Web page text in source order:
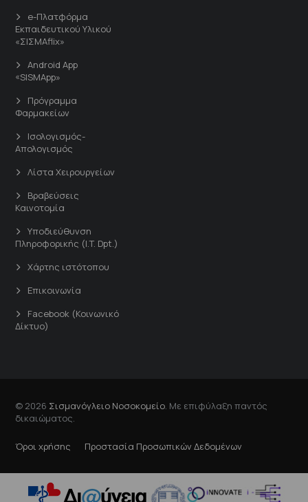
e-Πλατφόρμα
Εκπαιδευτικού Υλικού
«ΣΙΣΜΑflix»
Android App
«SISMApp»
Πρόγραμμα
Φαρμακείων
Ισολογισμός-
Απολογισμός
Λίστα Χειρουργείων
Βραβεύσεις
Καινοτομία
Υποδιεύθυνση
Πληροφορικής (I.T. Dpt.)
Χάρτης ιστότοπου
Επικοινωνία
Facebook (Κοινωνικό
Δίκτυο)
© 2026 Σισμανόγλειο Νοσοκομείο . Με επιφύλαξη παντός
δικαιώματος.
Όροι χρήσης Προστασία Προσωπικών Δεδομένων